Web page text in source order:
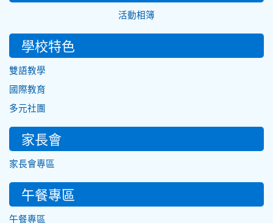
活動相簿
學校特色
雙語教學
國際教育
多元社團
家長會
家長會專區
午餐專區
午餐專區